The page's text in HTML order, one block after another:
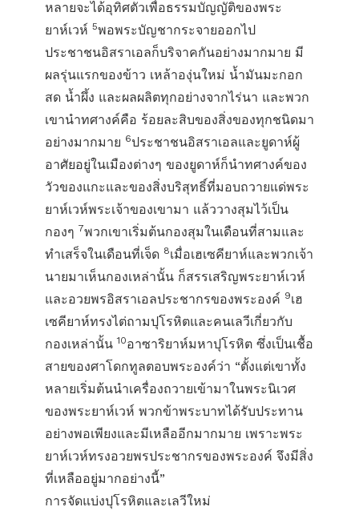
หลายจะได้อุทิศตัวเพื่อธรรมบัญญัติของพระ
ยาห์เวห์ 5พอพระบัญชากระจายออกไป
ประชาชนอิสราเอลก็บริจาคกันอย่างมากมาย มี
ผลรุ่นแรกของข้าว เหล้าองุ่นใหม่ น้ำมันมะกอก
สด น้ำผึ้ง และผลผลิตทุกอย่างจากไร่นา และพวก
เขานำทศางค์คือ ร้อยละสิบของสิ่งของทุกชนิดมา
อย่างมากมาย 6ประชาชนอิสราเอลและยูดาห์ผู้
อาศัยอยู่ในเมืองต่างๆ ของยูดาห์ก็นำทศางค์ของ
วัวของแกะและของสิ่งบริสุทธิ์ที่มอบถวายแด่พระ
ยาห์เวห์พระเจ้าของเขามา แล้ววางสุมไว้เป็น
กองๆ 7พวกเขาเริ่มต้นกองสุมในเดือนที่สามและ
ทำเสร็จในเดือนที่เจ็ด 8เมื่อเฮเซคียาห์และพวกเจ้า
นายมาเห็นกองเหล่านั้น ก็สรรเสริญพระยาห์เวห์
และอวยพรอิสราเอลประชากรของพระองค์ 9เฮ
เซคียาห์ทรงไต่ถามปุโรหิตและคนเลวีเกี่ยวกับ
กองเหล่านั้น10อาซาริยาห์มหาปุโรหิต ซึ่งเป็นเชื้อ
สายของศาโดกทูลตอบพระองค์ว่า “ตั้งแต่เขาทั้ง
หลายเริ่มต้นนำเครื่องถวายเข้ามาในพระนิเวศ
ของพระยาห์เวห์ พวกข้าพระบาทได้รับประทาน
อย่างพอเพียงและมีเหลืออีกมากมาย เพราะพระ
ยาห์เวห์ทรงอวยพรประชากรของพระองค์ จึงมีสิ่ง
ที่เหลืออยู่มากอย่างนี้”
การจัดแบ่งปุโรหิตและเลวีใหม่